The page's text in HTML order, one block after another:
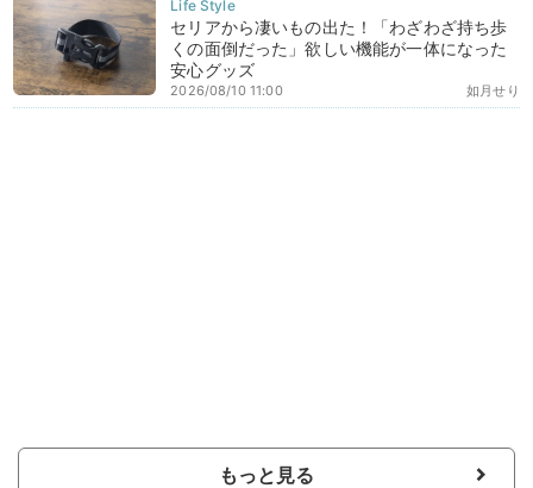
セリアから凄いもの出た！「わざわざ持ち歩
くの面倒だった」欲しい機能が一体になった
安心グッズ
如月せり
2026/08/10 11:00
もっと見る